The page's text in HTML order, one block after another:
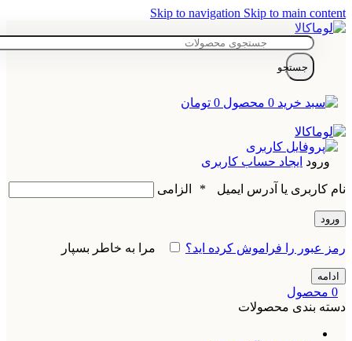
Skip to navigation Skip to main content
جستجو
0 محصول 0 تومان
ورود ایجاد حساب کاربری
نام کاربری یا آدرس ایمیل * الزامی
ورود
رمز عبور را فراموش کرده اید؟ مرا به خاطر بسپار
ادامه
0 محصول
دسته بندی محصولات